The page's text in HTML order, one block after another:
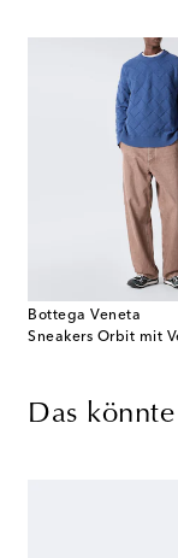
Bottega Veneta
Sneakers Orbit mit
Das